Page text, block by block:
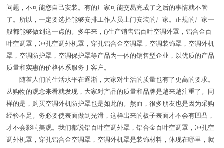
问题，不可能您自己安装。有的厂家可能交易完成了之后的事情就不管
了。所以，一定要选择能够安排工作人员上门安装的厂家。正规的厂家一
般都能够做到这一点的。多年来，()生产销售铝百叶空调外罩，铝合金百
叶空调罩，冲孔空调外机罩，穿孔铝合金空调罩，空调装饰罩，空调外机
罩，空调防护罩，空调保护罩等产品为一体的销售型企业，以优质的产品
质量和实惠的价格体系服务于客户。
随着人们的生活水平在逐渐，大家对生活的质量也有了更高的要求。
从购物的观念来看就发现，大家对产品的质量和品牌是越来越注重了。同
样的是，购买空调外机防护罩也是如此的。然而，很多朋友也是因为采购
经验不足。务必要使表面做到光滑，这样出来的板子表面才不会有凹凸，
才不会影响美观。我们都说铝百叶空调外罩，铝合金百叶空调罩，冲孔空
调外机罩，穿孔铝合金空调罩，空调外机罩是装饰材料，体现在哪里，就